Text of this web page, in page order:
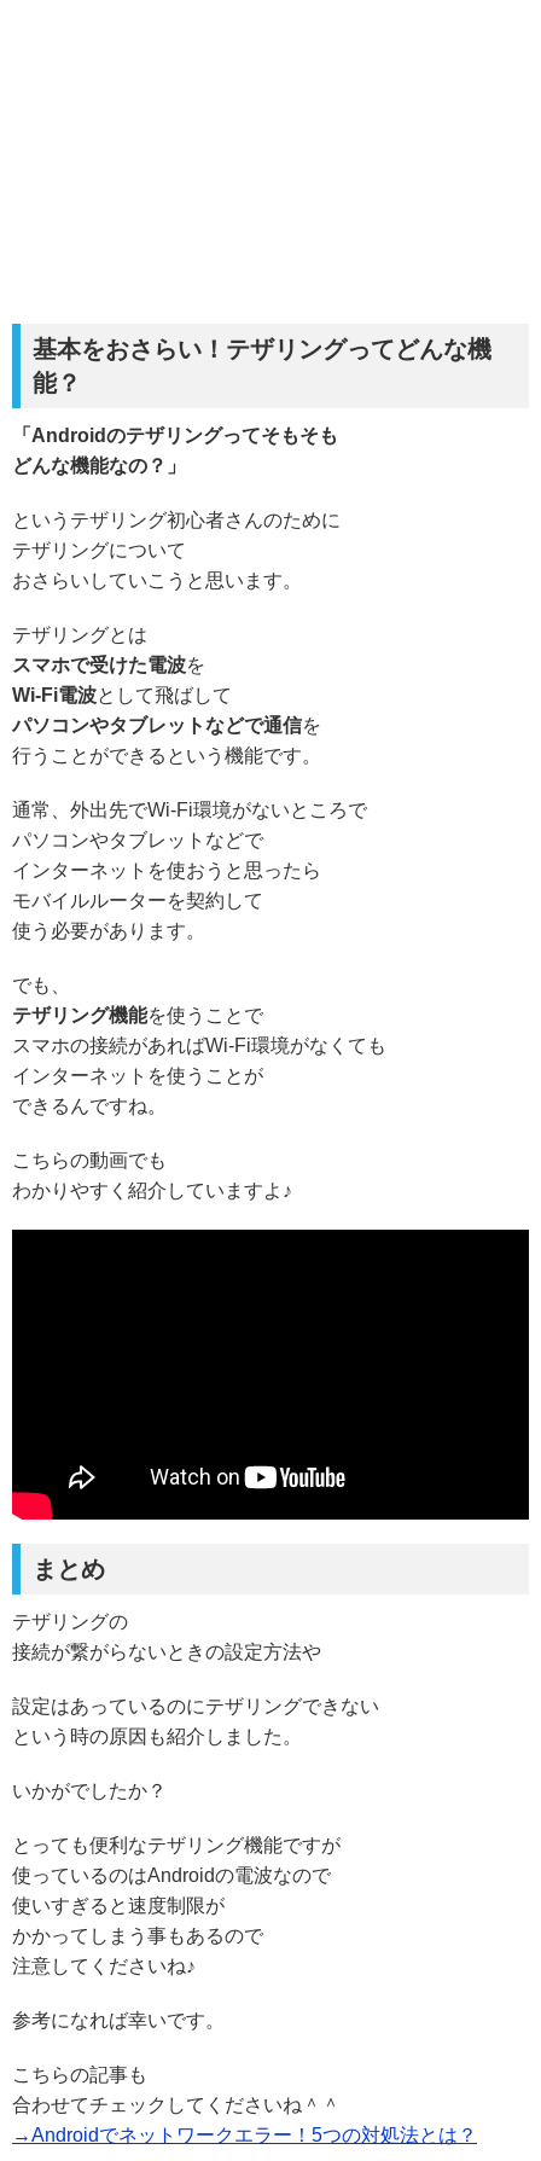
基本をおさらい！テザリングってどんな機
能？
「Androidのテザリングってそもそも
どんな機能なの？」
というテザリング初心者さんのために
テザリングについて
おさらいしていこうと思います。
テザリングとは
スマホで受けた電波を
Wi-Fi電波として飛ばして
パソコンやタブレットなどで通信を
行うことができるという機能です。
通常、外出先でWi-Fi環境がないところで
パソコンやタブレットなどで
インターネットを使おうと思ったら
モバイルルーターを契約して
使う必要があります。
でも、
テザリング機能を使うことで
スマホの接続があればWi-Fi環境がなくても
インターネットを使うことが
できるんですね。
こちらの動画でも
わかりやすく紹介していますよ♪
まとめ
テザリングの
接続が繋がらないときの設定方法や
設定はあっているのにテザリングできない
という時の原因も紹介しました。
いかがでしたか？
とっても便利なテザリング機能ですが
使っているのはAndroidの電波なので
使いすぎると速度制限が
かかってしまう事もあるので
注意してくださいね♪
参考になれば幸いです。
こちらの記事も
合わせてチェックしてくださいね＾＾
→Androidでネットワークエラー！5つの対処法とは？